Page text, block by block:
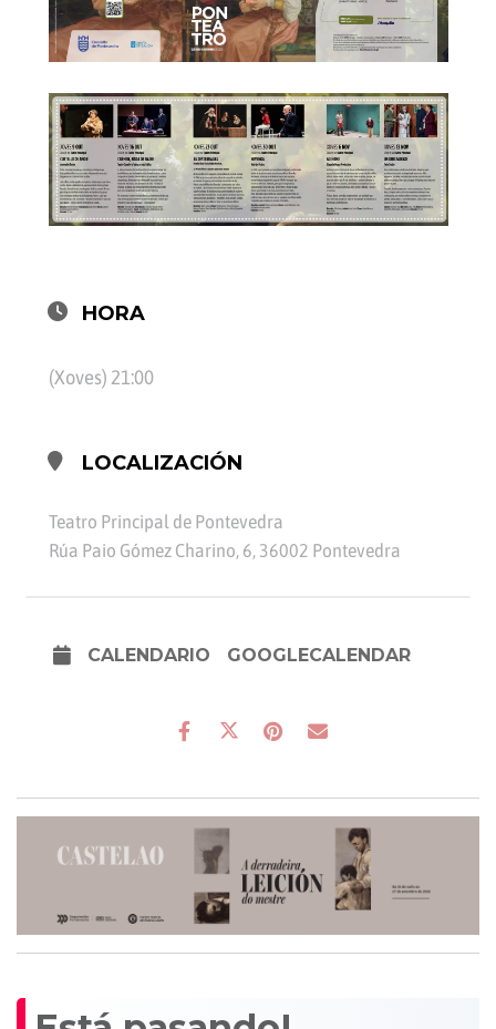
HORA
(Xoves) 21:00
LOCALIZACIÓN
Teatro Principal de Pontevedra
Rúa Paio Gómez Charino, 6, 36002 Pontevedra
CALENDARIO GOOGLECALENDAR